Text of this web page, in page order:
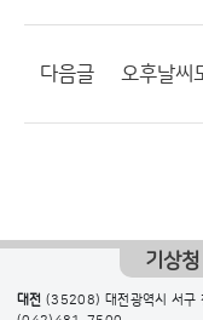
다음글 오후날씨
기상
대전 (35208) 대전광역시 서구